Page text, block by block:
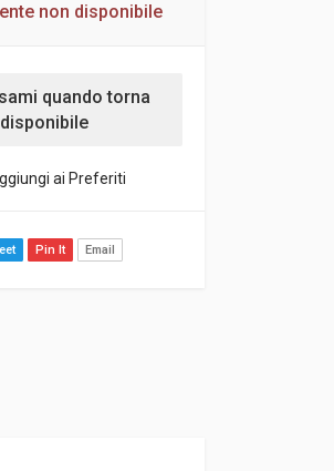
non disponibile
quando torna
disponibile
ai Preferiti
Pin It Email